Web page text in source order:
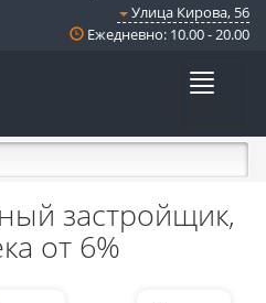
Улица Кирова, 56
Ежедневно: 10.00 - 20.00
застройщик,
от 6%